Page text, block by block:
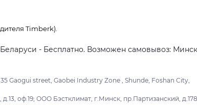
Timberk).
- Бесплатно. Возможен самовывоз:
Gaogui street, Gaobei Industry Zone , Shunde, Foshan City,
оф.19; ООО Бэстклимат, г.Минск, пр.Партизанский,